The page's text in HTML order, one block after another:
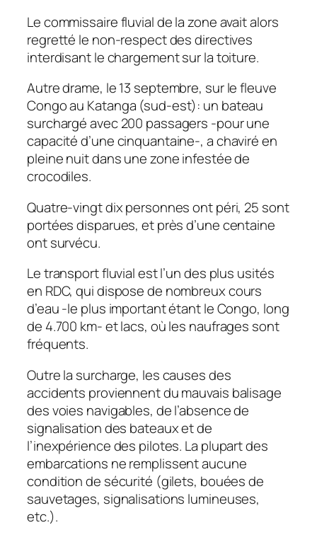
Le commissaire fluvial de la zone avait alors
regretté le non-respect des directives
interdisant le chargement sur la toiture.
Autre drame, le 13 septembre, sur le fleuve
Congo au Katanga (sud-est): un bateau
surchargé avec 200 passagers -pour une
capacité d’une cinquantaine-, a chaviré en
pleine nuit dans une zone infestée de
crocodiles.
Quatre-vingt dix personnes ont péri, 25 sont
portées disparues, et près d’une centaine
ont survécu.
Le transport fluvial est l’un des plus usités
en RDC, qui dispose de nombreux cours
d’eau -le plus important étant le Congo, long
de 4.700 km- et lacs, où les naufrages sont
fréquents.
Outre la surcharge, les causes des
accidents proviennent du mauvais balisage
des voies navigables, de l’absence de
signalisation des bateaux et de
l’inexpérience des pilotes. La plupart des
embarcations ne remplissent aucune
condition de sécurité (gilets, bouées de
sauvetages, signalisations lumineuses,
etc.).